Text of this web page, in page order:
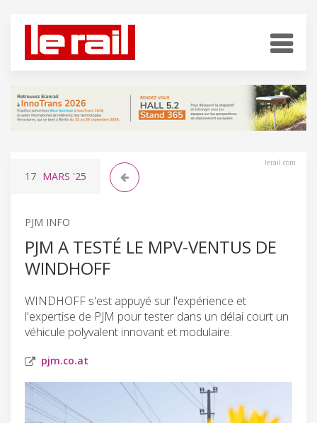
lerail.com
17 MARS '25
PJM INFO
PJM A TESTÉ LE MPV-VENTUS DE
WINDHOFF
WINDHOFF s'est appuyé sur l'expérience et
l'expertise de PJM pour tester dans un délai court un
véhicule polyvalent innovant et modulaire.
pjm.co.at